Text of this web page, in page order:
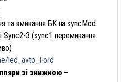
та вмикання БК на syncMod
Sync2-3 (sync1 перемикання
led_avto_Ford
зі знижкою –